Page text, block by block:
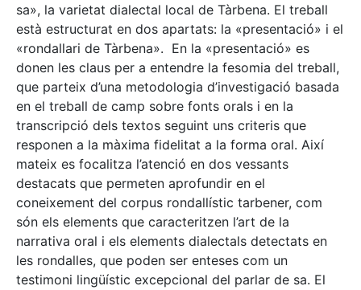
sa», la varietat dialectal local de Tàrbena. El treball
està estructurat en dos apartats: la «presentació» i el
«rondallari de Tàrbena». En la «presentació» es
donen les claus per a entendre la fesomia del treball,
que parteix d’una metodologia d’investigació basada
en el treball de camp sobre fonts orals i en la
transcripció dels textos seguint uns criteris que
responen a la màxima fidelitat a la forma oral. Així
mateix es focalitza l’atenció en dos vessants
destacats que permeten aprofundir en el
coneixement del corpus rondallístic tarbener, com
són els elements que caracteritzen l’art de la
narrativa oral i els elements dialectals detectats en
les rondalles, que poden ser enteses com un
testimoni lingüístic excepcional del parlar de sa. El